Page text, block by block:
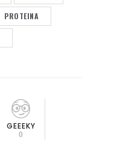
PROTEINA
GEEEKY
0